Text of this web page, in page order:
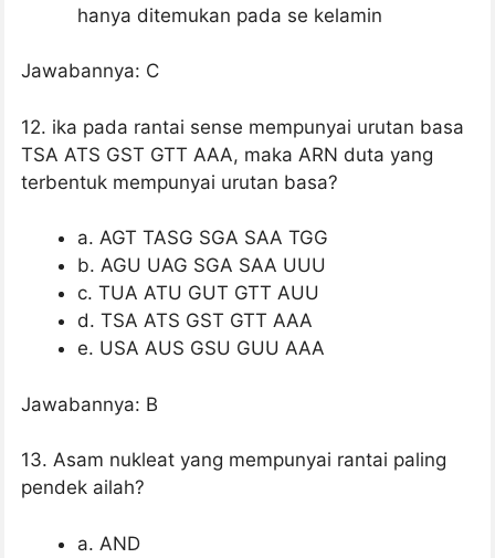
hanya ditemukan pada se kelamin
Jawabannya: C
12. ika pada rantai sense mempunyai urutan basa
TSA ATS GST GTT AAA, maka ARN duta yang
terbentuk mempunyai urutan basa?
a. AGT TASG SGA SAA TGG
b. AGU UAG SGA SAA UUU
c. TUA ATU GUT GTT AUU
d. TSA ATS GST GTT AAA
e. USA AUS GSU GUU AAA
Jawabannya: B
13. Asam nukleat yang mempunyai rantai paling
pendek ailah?
a. AND